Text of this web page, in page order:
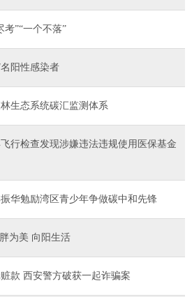
”“一个不落”
阳性感染者
生态系统碳汇监测体系
行检查发现涉嫌违法违规使用医保基金
华勉励湾区青少年争做碳中和先锋
为美 向阳生活
款 西安警方破获一起诈骗案